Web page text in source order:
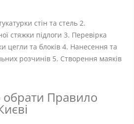
стін та стель 2.
стяжки підлоги 3. Перевірка
цегли та блоків 4. Нанесення та
розчинів 5. Створення маяків
Правило